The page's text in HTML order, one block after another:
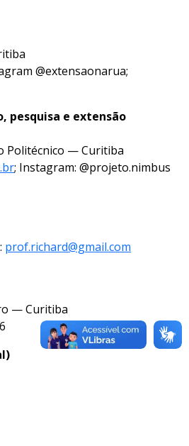
@extensaonarua;
pesquisa e extensão
Politécnico — Curitiba
; Instagram: @projeto.nimbus
prof.richard@gmail.com
— Curitiba